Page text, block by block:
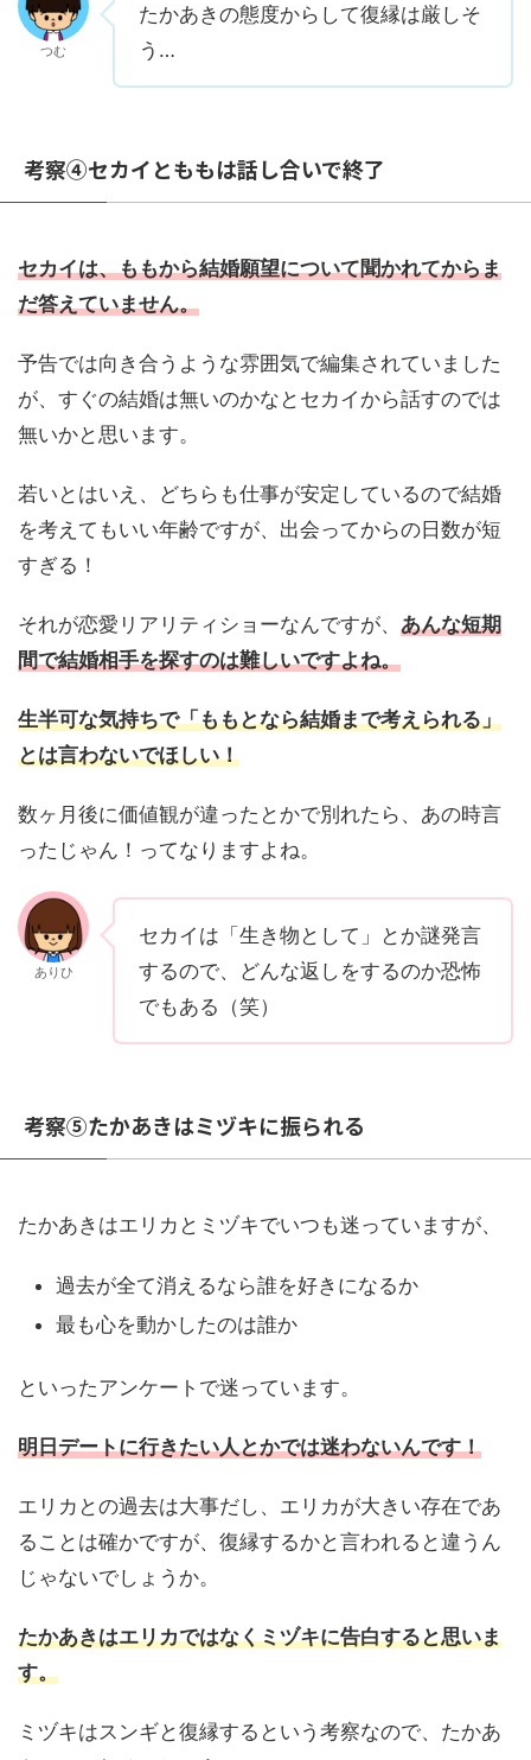
つむ
たかあきの態度からして復縁は厳しそ
う…
考察④セカイとももは話し合いで終了
セカイは、ももから結婚願望について聞かれてからま
だ答えていません。
予告では向き合うような雰囲気で編集されていました
が、すぐの結婚は無いのかなとセカイから話すのでは
無いかと思います。
若いとはいえ、どちらも仕事が安定しているので結婚
を考えてもいい年齢ですが、出会ってからの日数が短
すぎる！
それが恋愛リアリティショーなんですが、 あんな短期
間で結婚相手を探すのは難しいですよね。
生半可な気持ちで「ももとなら結婚まで考えられる」
とは言わないでほしい！
数ヶ月後に価値観が違ったとかで別れたら、あの時言
ったじゃん！ってなりますよね。
ありひ
セカイは「生き物として」とか謎発言
するので、どんな返しをするのか恐怖
でもある（笑）
考察⑤たかあきはミヅキに振られる
たかあきはエリカとミヅキでいつも迷っていますが、
過去が全て消えるなら誰を好きになるか
最も心を動かしたのは誰か
といったアンケートで迷っています。
明日デートに行きたい人とかでは迷わないんです！
エリカとの過去は大事だし、エリカが大きい存在であ
ることは確かですが、復縁するかと言われると違うん
じゃないでしょうか。
たかあきはエリカではなくミヅキに告白すると思いま
す。
ミヅキはスンギと復縁するという考察なので、たかあ